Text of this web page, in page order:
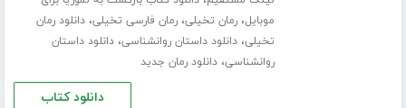
موبایل،رمان تخیلی،رمان فارسی تخیلی،دانلود رمان
تخیلی،دانلود داستان روانشناسی،دانلود داستان
روانشناسی،دانلود رمان جدید
دانلود کتاب